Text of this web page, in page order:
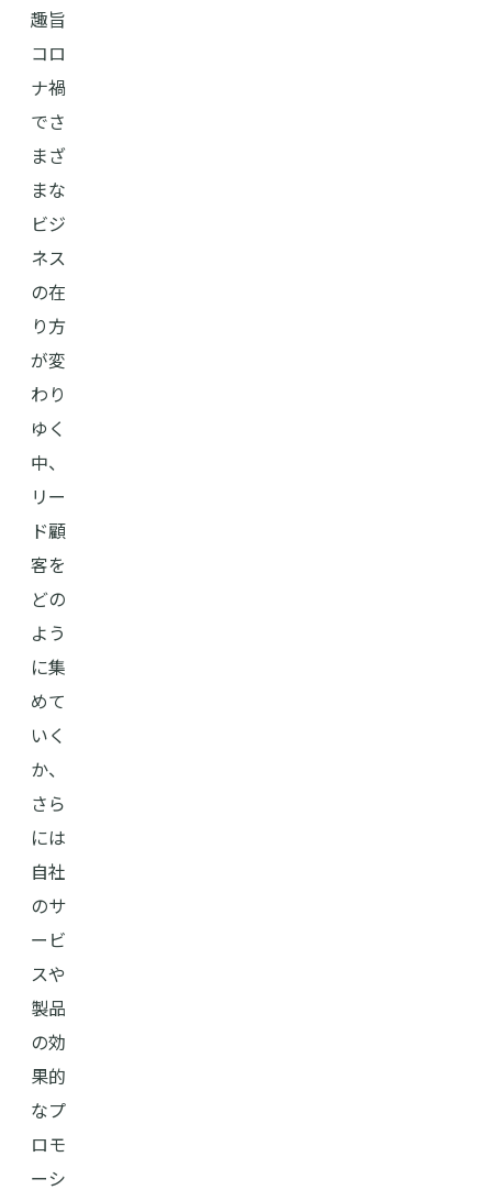
趣旨
コロ
ナ禍
でさ
まざ
まな
ビジ
ネス
の在
り方
が変
わり
ゆく
中、
リー
ド顧
客を
どの
よう
に集
めて
いく
か、
さら
には
自社
のサ
ービ
スや
製品
の効
果的
なプ
ロモ
ーシ